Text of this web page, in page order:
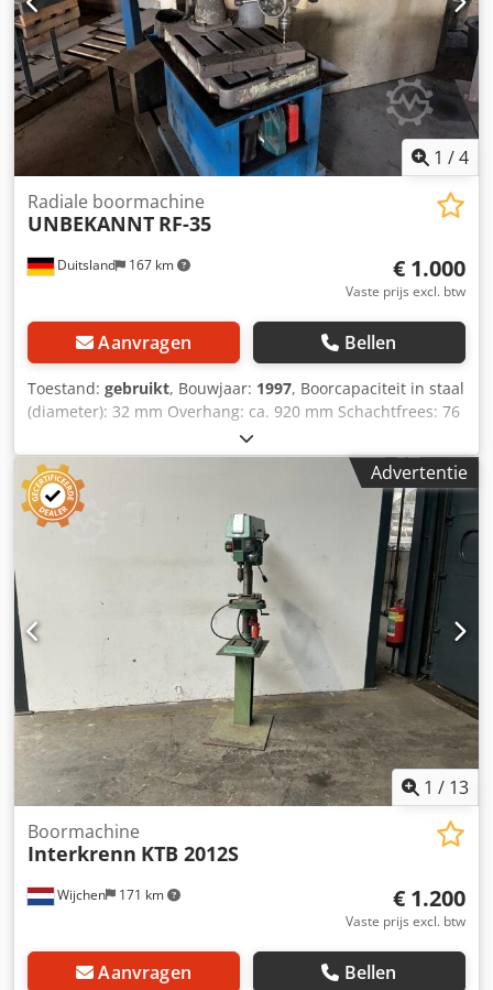
1 /4
Duitsland 167 km
Radiale boormachine
UNBEKANNT RF-35
€ 1.000
Vaste prijs excl. btw
Aanvragen Bellen
Toestand: gebruikt, Bouwjaar: 1997, Boorcapaciteit in staal
(diameter): 32 mm Overhang: ca. 920 mm Schachtfrees: 76
mm Platte frees: 20 mm Spindelopname: MT3 Pennenweg:
130 mm Verplaatsingsweg freeskop: 380 mm
Tafelafmetingen: 550 x 500 mm Dsdpfxoztf Aue Aqwokr
Diameter kolom: 115 mm
Advertentie
1 / 13
Wijchen 171 km
Boormachine
Interkrenn KTB 2012S
€ 1.200
Vaste prijs excl. btw
Aanvragen Bellen